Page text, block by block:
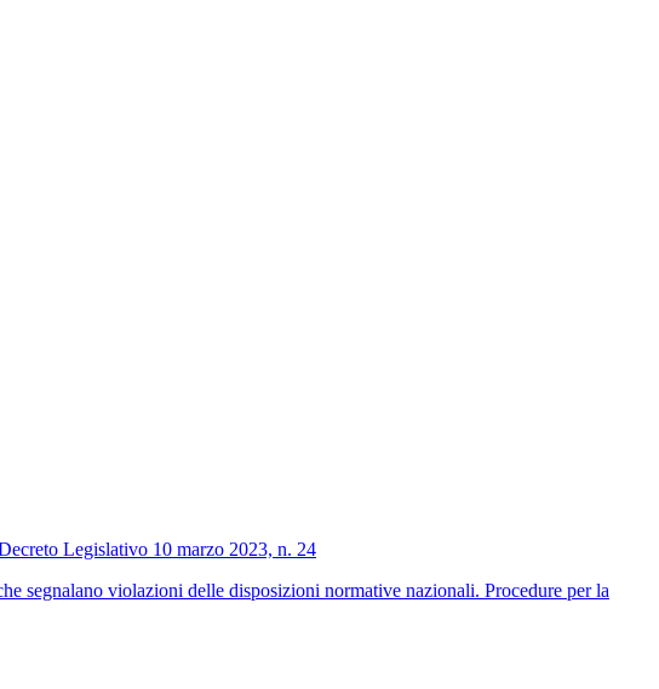
Legislativo 10 marzo 2023, n. 24
segnalano violazioni delle disposizioni normative nazionali. Procedure per la